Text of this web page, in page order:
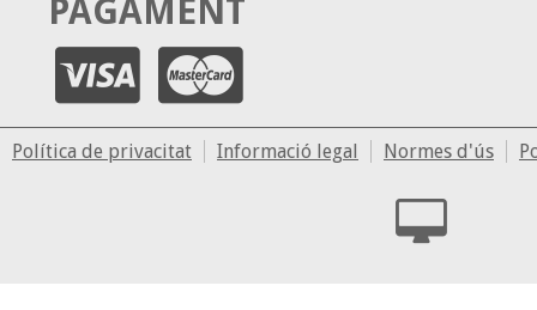
PAGAMENT
Política de privacitat Informació legal Normes d'ús